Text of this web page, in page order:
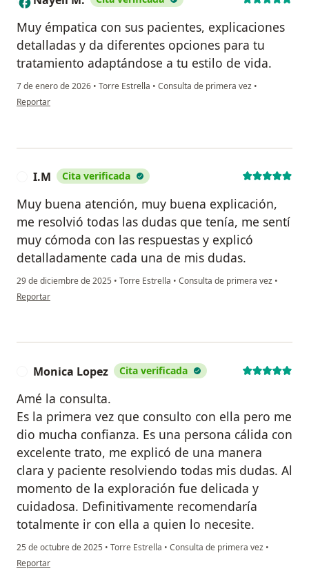
Muy émpatica con sus pacientes, explicaciones
detalladas y da diferentes opciones para tu
tratamiento adaptándose a tu estilo de vida.
7 de enero de 2026 • Torre Estrella • Consulta de primera vez •
en opinión del usuario Nayeli M.
Reportar
I.M Cita verificada
Muy buena atención, muy buena explicación,
me resolvió todas las dudas que tenía, me sentí
muy cómoda con las respuestas y explicó
detalladamente cada una de mis dudas.
29 de diciembre de 2025 • Torre Estrella • Consulta de primera vez •
en opinión del usuario I.M
Reportar
Monica Lopez Cita verificada
Amé la consulta.
Es la primera vez que consulto con ella pero me
dio mucha confianza. Es una persona cálida con
excelente trato, me explicó de una manera
clara y paciente resolviendo todas mis dudas. Al
momento de la exploración fue delicada y
cuidadosa. Definitivamente recomendaría
totalmente ir con ella a quien lo necesite.
25 de octubre de 2025 • Torre Estrella • Consulta de primera vez •
en opinión del usuario Monica Lopez
Reportar